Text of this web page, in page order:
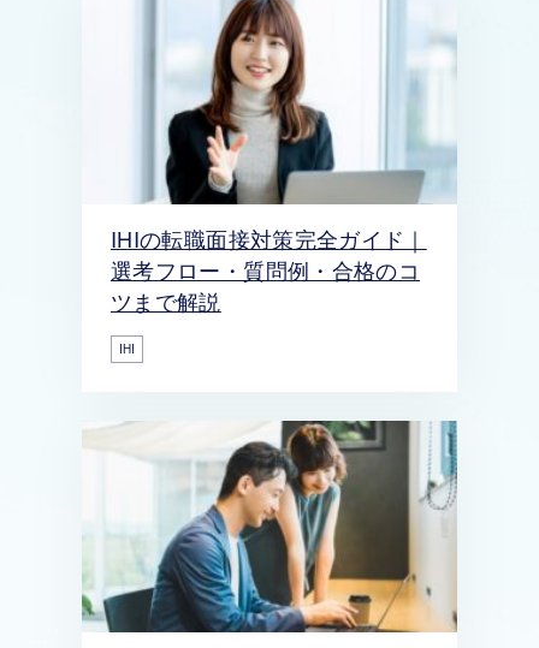
IHIの転職面接対策完全ガイド｜
選考フロー・質問例・合格のコ
ツまで解説
IHI